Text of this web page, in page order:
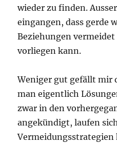
wieder zu finden.
eingangen, dass gerde
Beziehungen
vorliegen kann.
Weniger gut gefällt mir
man eigentlich
zwar in den
angekündigt, laufen
Vermeidungsstrategien